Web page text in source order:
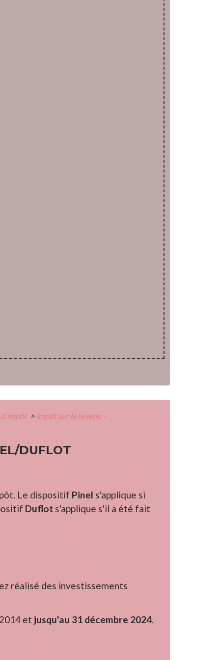
d'impôt > Impôt sur le revenu -
DUFLOT
Le dispositif Pinel s'applique si
Duflot s'applique s'il a été fait
réalisé des investissements
et jusqu'au 31 décembre 2024.